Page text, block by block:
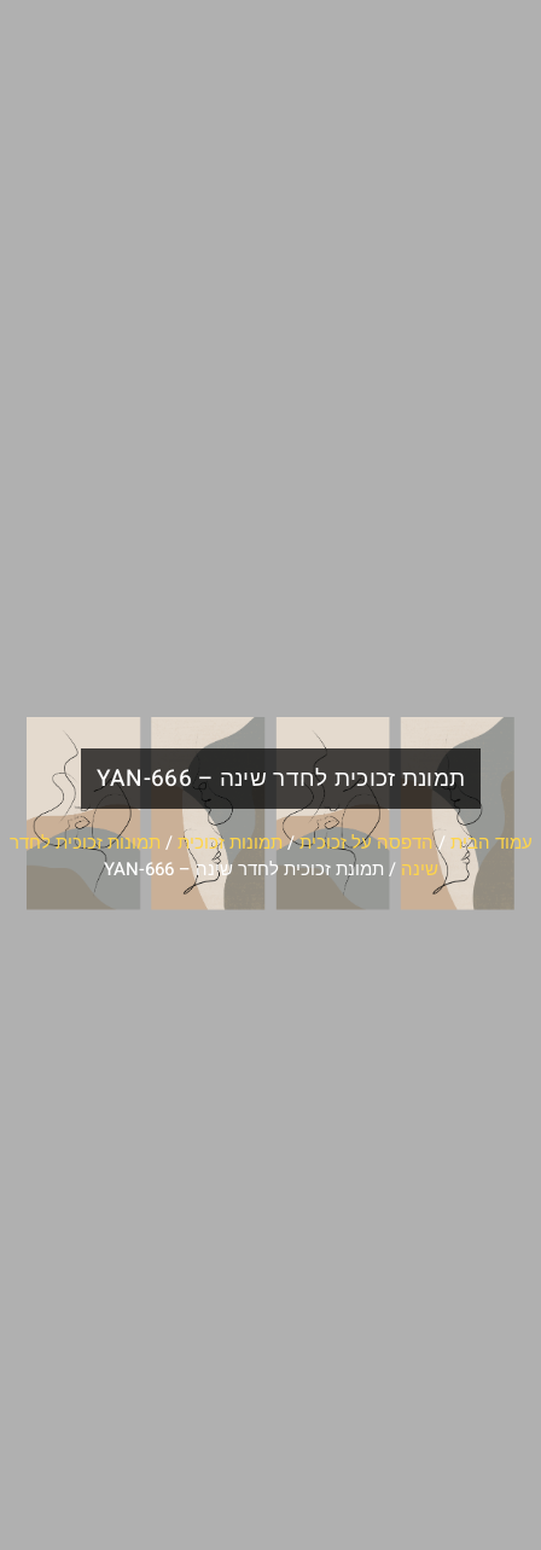
תמונת זכוכית לחדר שינה – YAN-666
עמוד הבית /הדפסה על זכוכית/תמונות זכוכית/ תמונות זכוכית לחדר
שינה / תמונת זכוכית לחדר שינה – YAN-666